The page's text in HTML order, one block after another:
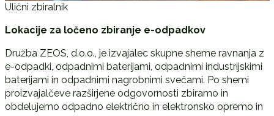
Ulični zbiralnik
Lokacije za ločeno zbiranje e-odpadkov
Družba ZEOS, d.o.o., je izvajalec skupne sheme ravnanja z
e-odpadki, odpadnimi baterijami, odpadnimi industrijskimi
baterijami in odpadnimi nagrobnimi svečami. Po shemi
proizvajalčeve razširjene odgovornosti zbiramo in
obdelujemo odpadno električno in elektronsko opremo in